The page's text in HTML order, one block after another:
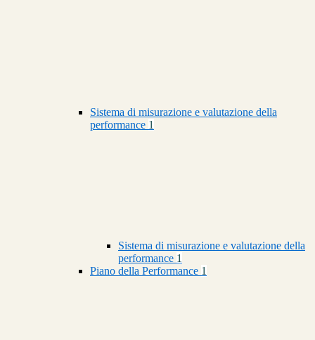
Sistema di misurazione e valutazione della
performance 1
Sistema di misurazione e valutazione della
performance 1
Piano della Performance 1